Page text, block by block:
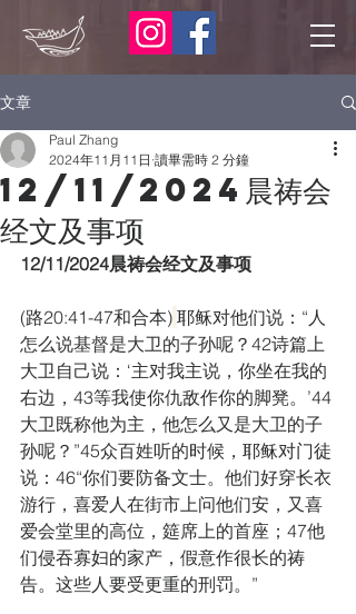
文章
12/11/2024晨祷会
经文及事项
Paul Zhang
2024年11月11日 讀畢需時 2 分鐘
12/11/2024晨祷会经文及事项
(路20:41-47和合本) 耶稣对他们说：“人
怎么说基督是大卫的子孙呢？42诗篇上
大卫自己说：‘主对我主说，你坐在我的
右边，43等我使你仇敌作你的脚凳。’44
大卫既称他为主，他怎么又是大卫的子
孙呢？”45众百姓听的时候，耶稣对门徒
说：46“你们要防备文士。他们好穿长衣
游行，喜爱人在街市上问他们安，又喜
爱会堂里的高位，筵席上的首座；47他
们侵吞寡妇的家产，假意作很长的祷
告。这些人要受更重的刑罚。”